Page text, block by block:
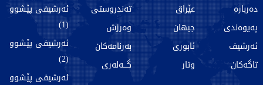
دەربارە
پەیوەندی
ئەرشیف
تاگەکان
عێراق
جیهان
ئابوری
وتار
تەندروستی
وەرزش
بەرنامەکان
گـــەلەری
ئەرشیفی پێشوو
(1)
ئەرشیفی پێشوو
(2)
ئەرشیفی پێشوو